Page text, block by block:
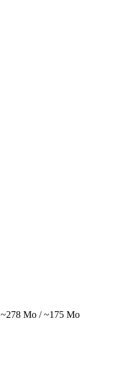
~278 Mo / ~175 Mo